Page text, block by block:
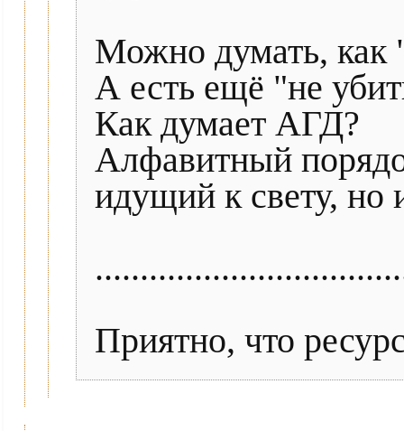
Можно думать, как
А есть ещё "не
Как думает АГД?
Алфавитный
идущий к свету, но
Приятно, что